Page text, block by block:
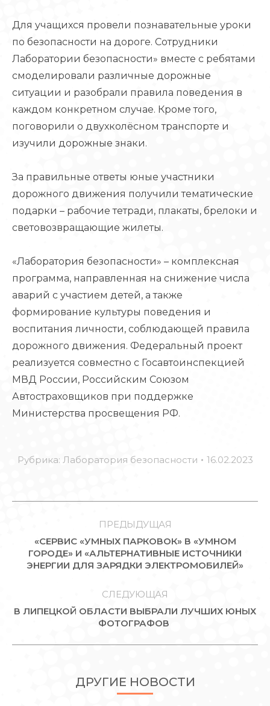
Для учащихся провели познавательные уроки
по безопасности на дороге. Сотрудники
Лаборатории безопасности» вместе с ребятами
смоделировали различные дорожные
ситуации и разобрали правила поведения в
каждом конкретном случае. Кроме того,
поговорили о двухколёсном транспорте и
изучили дорожные знаки.
За правильные ответы юные участники
дорожного движения получили тематические
подарки – рабочие тетради, плакаты, брелоки и
световозвращающие жилеты.
«Лаборатория безопасности» – комплексная
программа, направленная на снижение числа
аварий с участием детей, а также
формирование культуры поведения и
воспитания личности, соблюдающей правила
дорожного движения. Федеральный проект
реализуется совместно с Госавтоинспекцией
МВД России, Российским Союзом
Автостраховщиков при поддержке
Министерства просвещения РФ.
Рубрика: Лаборатория безопасности 16.02.2023
ЗАПИСЯМ
ПРЕДЫДУЩАЯ
Предыдущая
запись:
«СЕРВИС «УМНЫХ ПАРКОВОК» В «УМНОМ
ГОРОДЕ» И «АЛЬТЕРНАТИВНЫЕ ИСТОЧНИКИ
ЭНЕРГИИ ДЛЯ ЗАРЯДКИ ЭЛЕКТРОМОБИЛЕЙ»
СЛЕДУЮЩАЯ
Следующая
В ЛИПЕЦКОЙ ОБЛАСТИ ВЫБРАЛИ ЛУЧШИХ ЮНЫХ
ФОТОГРАФОВ
ДРУГИЕ НОВОСТИ